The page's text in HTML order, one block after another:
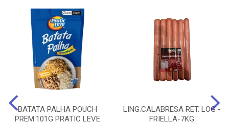
BATATA PALHA POUCH
PREM.101G PRATIC LEVE
LING.CALABRESA RET. LOG -
FRIELLA-7KG